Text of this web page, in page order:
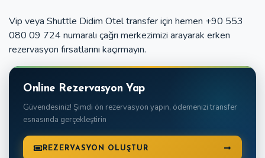
Vip veya Shuttle Didim Otel transfer için hemen +90 553
080 09 724 numaralı çağrı merkezimizi arayarak erken
rezervasyon fırsatlarını kaçırmayın.
Online Rezervasyon Yap
Güvendesiniz! Şimdi ön rezervasyon yapın, ödemenizi transfer
esnasında gerçekleştirin
REZERVASYON OLUŞTUR